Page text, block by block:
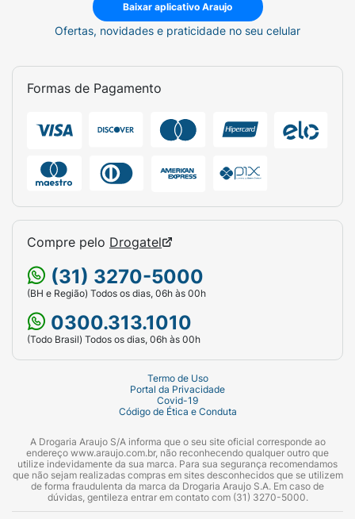
Baixar aplicativo Araujo
Ofertas, novidades e praticidade no seu celular
Formas de Pagamento
Compre pelo Drogatel
(31) 3270-5000
(BH e Região) Todos os dias, 06h às 00h
0300.313.1010
(Todo Brasil) Todos os dias, 06h às 00h
Termo de Uso
Portal da Privacidade
Covid-19
Código de Ética e Conduta
A Drogaria Araujo S/A informa que o seu site oficial corresponde ao
endereço www.araujo.com.br, não reconhecendo qualquer outro que
utilize indevidamente da sua marca. Para sua segurança recomendamos
que não sejam realizadas compras em sites desconhecidos que se utilizem
de forma fraudulenta da marca da Drogaria Araujo S.A. Em caso de
dúvidas, gentileza entrar em contato com (31) 3270-5000.